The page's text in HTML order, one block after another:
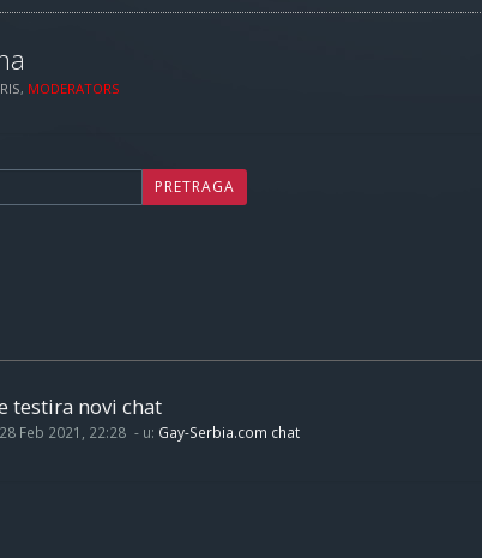
, MODERATORS
PRETRAGA
testira novi chat
28 Feb 2021, 22:28 - u: Gay-Serbia.com chat